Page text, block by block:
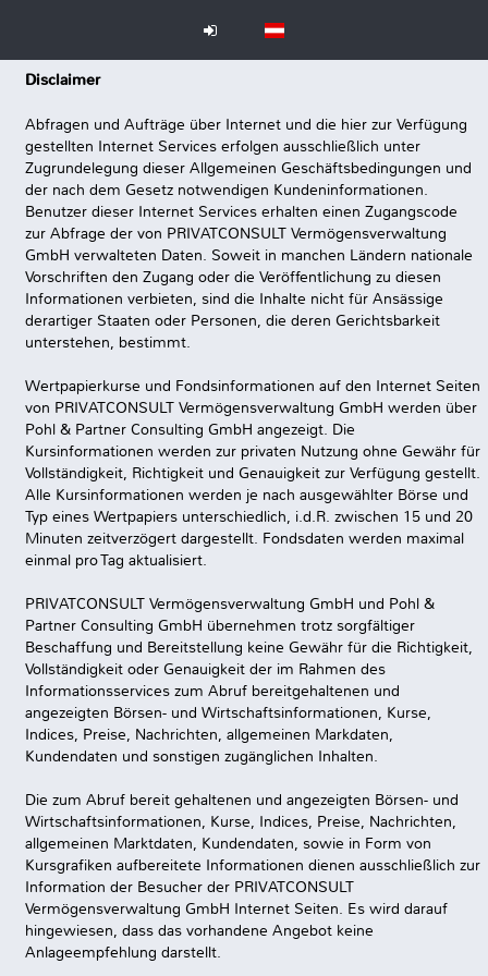
Disclaimer
Abfragen und Aufträge über Internet und die hier zur Verfügung
gestellten Internet Services erfolgen ausschließlich unter
Zugrundelegung dieser Allgemeinen Geschäftsbedingungen und
der nach dem Gesetz notwendigen Kundeninformationen.
Benutzer dieser Internet Services erhalten einen Zugangscode
zur Abfrage der von PRIVATCONSULT Vermögensverwaltung
GmbH verwalteten Daten. Soweit in manchen Ländern nationale
Vorschriften den Zugang oder die Veröffentlichung zu diesen
Informationen verbieten, sind die Inhalte nicht für Ansässige
derartiger Staaten oder Personen, die deren Gerichtsbarkeit
unterstehen, bestimmt.
Wertpapierkurse und Fondsinformationen auf den Internet Seiten
von PRIVATCONSULT Vermögensverwaltung GmbH werden über
Pohl & Partner Consulting GmbH angezeigt. Die
Kursinformationen werden zur privaten Nutzung ohne Gewähr für
Vollständigkeit, Richtigkeit und Genauigkeit zur Verfügung gestellt.
Alle Kursinformationen werden je nach ausgewählter Börse und
Typ eines Wertpapiers unterschiedlich, i.d.R. zwischen 15 und 20
Minuten zeitverzögert dargestellt. Fondsdaten werden maximal
einmal pro Tag aktualisiert.
PRIVATCONSULT Vermögensverwaltung GmbH und Pohl &
Partner Consulting GmbH übernehmen trotz sorgfältiger
Beschaffung und Bereitstellung keine Gewähr für die Richtigkeit,
Vollständigkeit oder Genauigkeit der im Rahmen des
Informationsservices zum Abruf bereitgehaltenen und
angezeigten Börsen- und Wirtschaftsinformationen, Kurse,
Indices, Preise, Nachrichten, allgemeinen Markdaten,
Kundendaten und sonstigen zugänglichen Inhalten.
Die zum Abruf bereit gehaltenen und angezeigten Börsen- und
Wirtschaftsinformationen, Kurse, Indices, Preise, Nachrichten,
allgemeinen Marktdaten, Kundendaten, sowie in Form von
Kursgrafiken aufbereitete Informationen dienen ausschließlich zur
Information der Besucher der PRIVATCONSULT
Vermögensverwaltung GmbH Internet Seiten. Es wird darauf
hingewiesen, dass das vorhandene Angebot keine
Anlageempfehlung darstellt.